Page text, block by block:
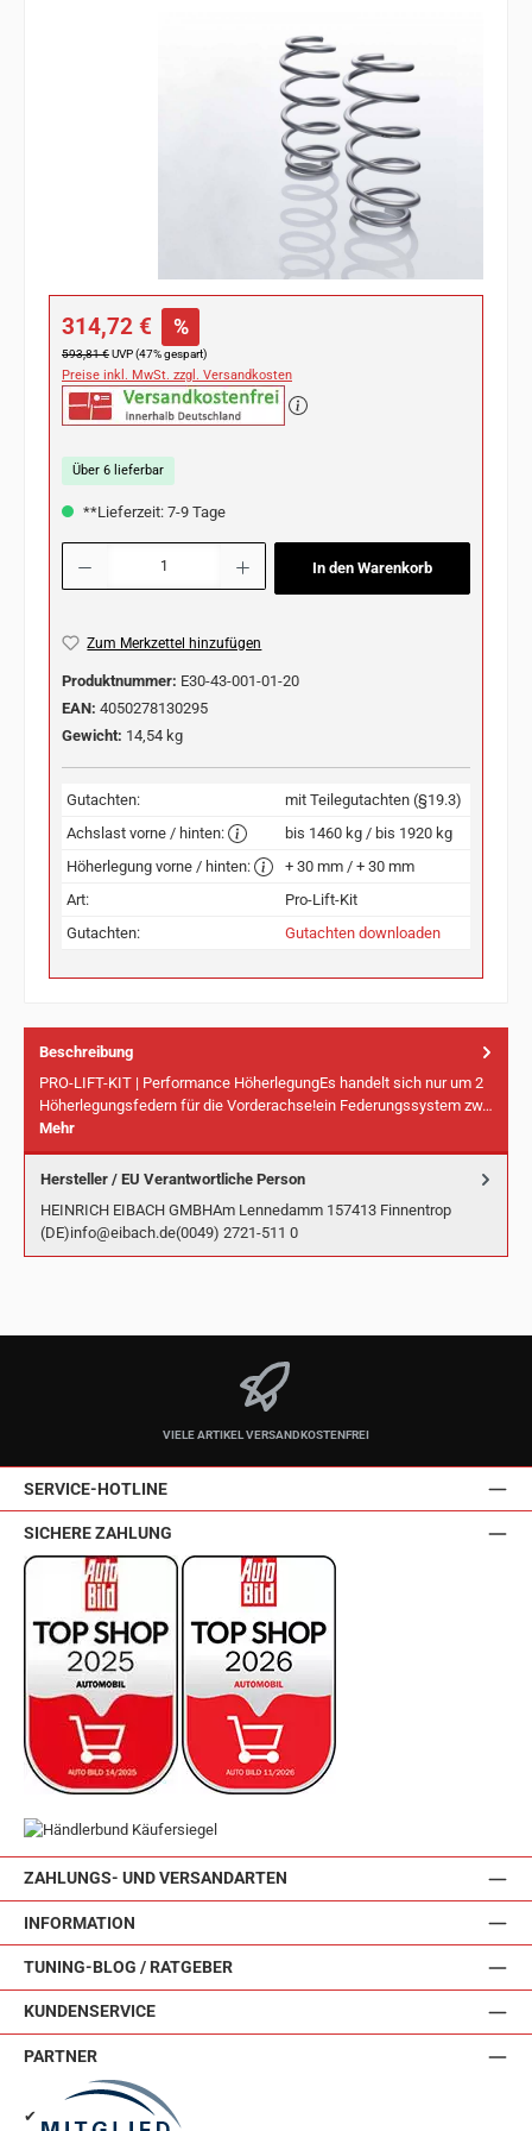
Verkaufspreis:
314,72 € %
Regulärer Preis:
593,81 €UVP (47% gespart)
Preise inkl. MwSt. zzgl. Versandkosten
Über 6 lieferbar
**Lieferzeit: 7-9 Tage
Produkt Anzahl: Gib den gewünschten Wert ein oder benutze die Schaltflächen
In den Warenkorb
Zum Merkzettel hinzufügen
Produktnummer: E30-43-001-01-20
EAN: 4050278130295
Gewicht: 14,54 kg
Gutachten:
mit Teilegutachten (§19.3)
Achslast vorne / hinten:
bis 1460 kg / bis 1920 kg
Höherlegung vorne / hinten:
+ 30 mm / + 30 mm
Art:
Pro-Lift-Kit
Gutachten:
Gutachten downloaden
Beschreibung
PRO-LIFT-KIT | Performance HöherlegungEs handelt sich nur um 2
Höherlegungsfedern für die Vorderachse!ein Federungssystem zw…
Mehr
Hersteller / EU Verantwortliche Person
HEINRICH EIBACH GMBHAm Lennedamm 157413 Finnentrop
(DE)info@eibach.de(0049) 2721-511 0
VIELE ARTIKEL VERSANDKOSTENFREI
SERVICE-HOTLINE
ZAHLUNGS- UND VERSANDARTEN
INFORMATION
TUNING-BLOG / RATGEBER
KUNDENSERVICE
SICHERE ZAHLUNG
PARTNER
✔